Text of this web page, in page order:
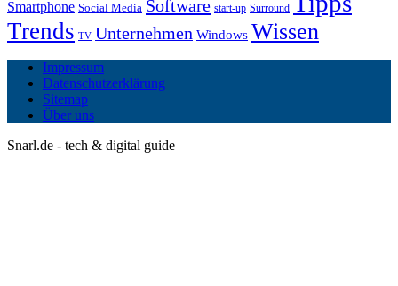
Smartphone Social Media Software start-up Surround
Trends TV Unternehmen Windows Wissen
Impressum
Datenschutzerklärung
Sitemap
Über uns
Snarl.de - tech & digital guide